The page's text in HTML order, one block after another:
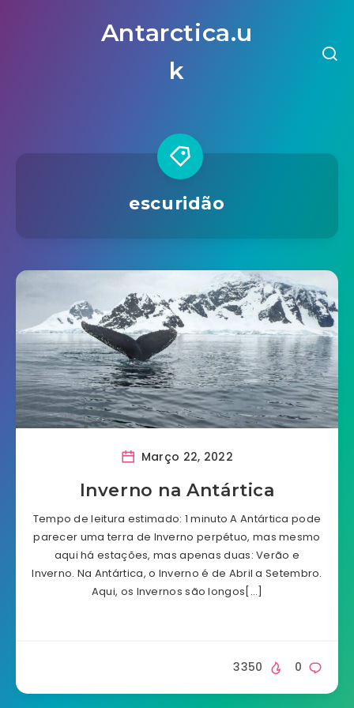
Antarctica.u
k
escuridão
Março 22, 2022
Inverno na Antártica
Tempo de leitura estimado: 1 minuto A Antártica pode
parecer uma terra de Inverno perpétuo, mas mesmo
aqui há estações, mas apenas duas: Verão e
Inverno. Na Antártica, o Inverno é de Abril a Setembro.
Aqui, os Invernos são longos[…]
0
3350